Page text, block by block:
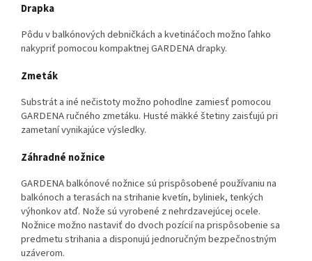
Drapka
Pôdu v balkónových debničkách a kvetináčoch možno ľahko
nakypriť pomocou kompaktnej GARDENA drapky.
Zmeták
Substrát a iné nečistoty možno pohodlne zamiesť pomocou
GARDENA ručného zmetáku. Husté mäkké štetiny zaisťujú pri
zametaní vynikajúce výsledky.
Záhradné nožnice
GARDENA balkónové nožnice sú prispôsobené používaniu na
balkónoch a terasách na strihanie kvetín, byliniek, tenkých
výhonkov atď. Nože sú vyrobené z nehrdzavejúcej ocele.
Nožnice možno nastaviť do dvoch pozícií na prispôsobenie sa
predmetu strihania a disponujú jednoručným bezpečnostným
uzáverom.